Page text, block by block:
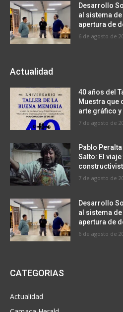
Desarrollo
al sistema
apertura de
6 de agosto de
Actualidad
40 años del
Muestra que
arte gráfico y
7 de agosto de
Pablo
Salto: El
7 de agosto de
Desarrollo
al sistema
apertura de
6 de agosto de
CATEGORIAS
Actualidad